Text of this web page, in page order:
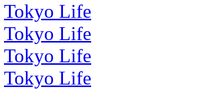
Tokyo Life
Tokyo Life
Tokyo Life
Tokyo Life